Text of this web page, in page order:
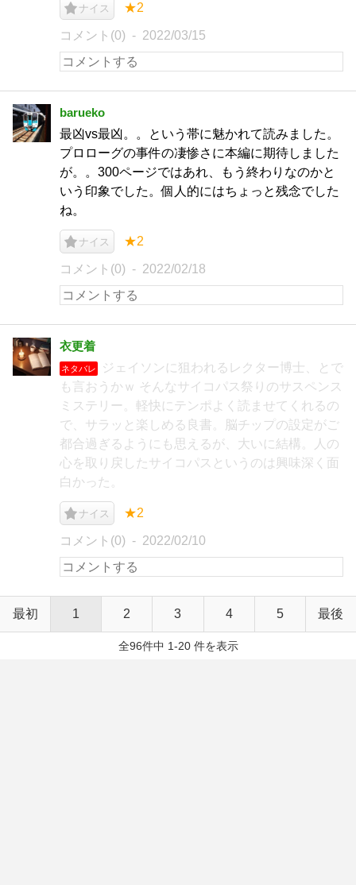
ナイス ★2
コメント(0) 2022/03/15
barueko
最凶vs最凶。。という帯に魅かれて読みました。
プロローグの事件の凄惨さに本編に期待しました
が。。300ページではあれ、もう終わりなのかと
いう印象でした。個人的にはちょっと残念でした
ね。
ナイス ★2
コメント(0) 2022/02/18
衣更着
ネタバレ
ジェイソンに狙われるレクター博士、とで
も言おうかｗ そんなサイコパス祭りのサスペンス
ミステリー。軽快にテンポよく読ませてくれるの
で、サラッと楽しめる良書。脳チップの設定がご
都合過ぎるようにも思えるが、大いに結構。人の
心を取り戻したサイコパスというのは興味深く面
白かった。
ナイス ★2
コメント(0) 2022/02/10
最初 1 2 3 4 5 最後
全96件中 1-20 件を表示